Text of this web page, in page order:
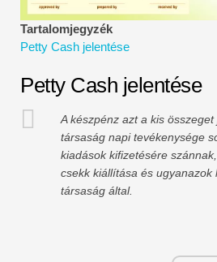
Pénzügyi modellezési
Teljes alak
Kockázatkezelési oktatóanyagok
Tartalomjegyzék
Petty Cash jelentése
Petty Cash jelentése
A készpénz azt a kis
társaság napi tevékenysége
kiadások kifizetésére
csekk kiállítása és ugyanazok
társaság által.